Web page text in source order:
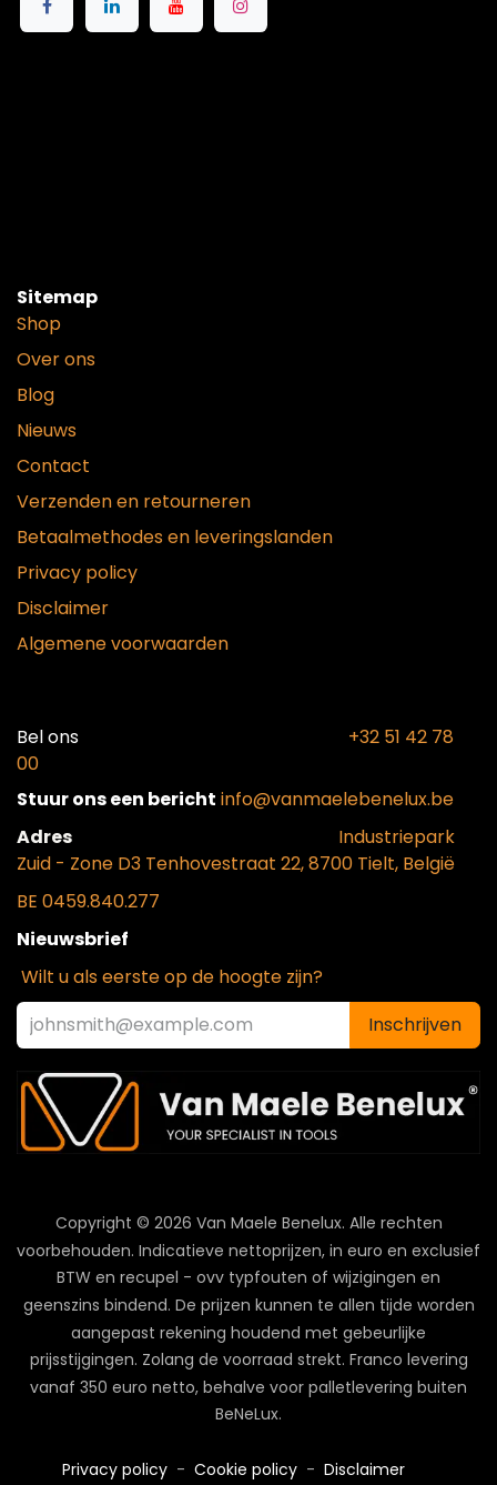
Sitemap
Shop
Over ons
Blog
Nieuws
Contact
Verzenden en retourneren
Betaalmethodes en leveringslanden
Privacy policy
Disclaimer
Algemene voorwaarden
Bel ons​
+32 51 42 78
00
Stuur ons een bericht info@vanmaelebenelux.be
Adr​es
​Industriepark
Zuid - Zone D3 Tenhovestraat 22, 8700 Tielt, België
BE 0459.840.277
Nieuwsbrief
Wilt u als eerste op de hoogte zijn?
Inschrijven
Copyright © 2026 Van Maele Benelux. Alle rechten
voorbehouden. Indicatieve nettoprijzen, in euro en exclusief
BTW en recupel - ovv typfouten of wijzigingen en
geenszins bindend. De prijzen kunnen te allen tijde worden
aangepast rekening houdend met gebeurlijke
prijsstijgingen. Zolang de voorraad strekt. Franco levering
vanaf 350 euro netto, behalve voor palletlevering buiten
BeNeLux.
Privacy policy- Cookie policy- Disclaimer